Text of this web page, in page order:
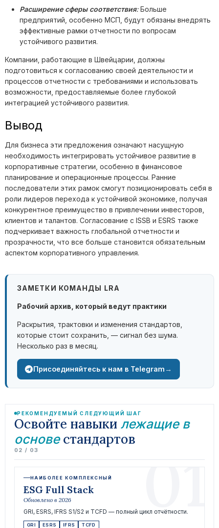
Расширение сферы соответствия:Больше
предприятий, особенно МСП, будут обязаны внедрять
эффективные рамки отчетности по вопросам
устойчивого развития.
Компании, работающие в Швейцарии, должны
подготовиться к согласованию своей деятельности и
процессов отчетности с требованиями и использовать
возможности, предоставляемые более глубокой
интеграцией устойчивого развития.
Вывод
Для бизнеса эти предложения означают насущную
необходимость интегрировать устойчивое развитие в
корпоративные стратегии, особенно в финансовое
планирование и операционные процессы. Ранние
последователи этих рамок смогут позиционировать себя в
роли лидеров перехода к устойчивой экономике, получая
конкурентное преимущество в привлечении инвесторов,
клиентов и талантов. Согласование с ISSB и ESRS также
подчеркивает важность глобальной отчетности и
прозрачности, что все больше становится обязательным
аспектом корпоративного управления.
ЗАМЕТКИ КОМАНДЫ LRA
Рабочий архив, который ведут практики
Раскрытия, трактовки и изменения стандартов,
которые стоит сохранить, — сигнал без шума.
Несколько раз в месяц.
Присоединяйтесь к нам в Telegram →
РЕКОМЕНДУЕМЫЙ СЛЕДУЮЩИЙ ШАГ
Освойте навыки лежащие в
основестандартов
02 / 03 01
НАИБОЛЕЕ КОМПЛЕКСНЫЙ
ESG Full Stack
Обновлено в 2026
GRI, ESRS, IFRS S1/S2 и TCFD — полный цикл отчётности.
GRI ESRS IFRS TCFD